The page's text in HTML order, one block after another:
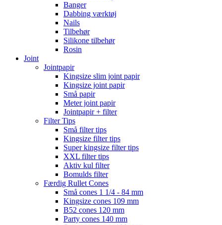
Banger
Dabbing værktøj
Nails
Tilbehør
Silikone tilbehør
Rosin
Joint
Jointpapir
Kingsize slim joint papir
Kingsize joint papir
Små papir
Meter joint papir
Jointpapir + filter
Filter Tips
Små filter tips
Kingsize filter tips
Super kingsize filter tips
XXL filter tips
Aktiv kul filter
Bomulds filter
Færdig Rullet Cones
Små cones 1 1/4 - 84 mm
Kingsize cones 109 mm
B52 cones 120 mm
Party cones 140 mm